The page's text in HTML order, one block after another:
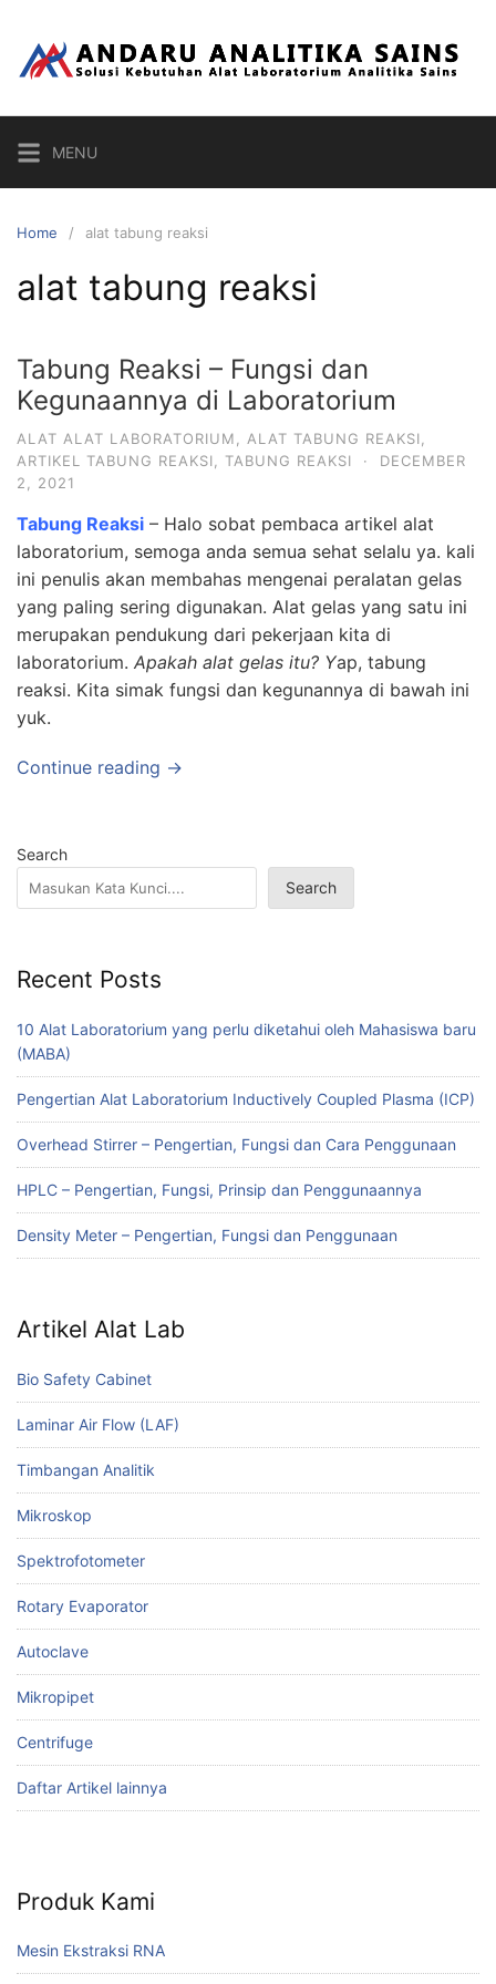
content
MENU
Home alat tabung reaksi
alat tabung reaksi
Tabung Reaksi – Fungsi dan
Kegunaannya di Laboratorium
ALAT ALAT LABORATORIUM ALAT TABUNG REAKSI
ARTIKEL TABUNG REAKSI
TABUNG REAKSI ·
DECEMBER
2, 2021
Tabung Reaksi – Halo sobat pembaca artikel alat
laboratorium, semoga anda semua sehat selalu ya. kali
ini penulis akan membahas mengenai peralatan gelas
yang paling sering digunakan. Alat gelas yang satu ini
merupakan pendukung dari pekerjaan kita di
laboratorium. Apakah alat gelas itu? Yap, tabung
reaksi. Kita simak fungsi dan kegunannya di bawah ini
yuk.
Continue reading →
Search
Search
Recent Posts
10 Alat Laboratorium yang perlu diketahui oleh Mahasiswa baru
(MABA)
Pengertian Alat Laboratorium Inductively Coupled Plasma (ICP)
Overhead Stirrer – Pengertian, Fungsi dan Cara Penggunaan
HPLC – Pengertian, Fungsi, Prinsip dan Penggunaannya
Density Meter – Pengertian, Fungsi dan Penggunaan
Artikel Alat Lab
Bio Safety Cabinet
Laminar Air Flow (LAF)
Timbangan Analitik
Mikroskop
Spektrofotometer
Rotary Evaporator
Autoclave
Mikropipet
Centrifuge
Daftar Artikel lainnya
Produk Kami
Mesin Ekstraksi RNA